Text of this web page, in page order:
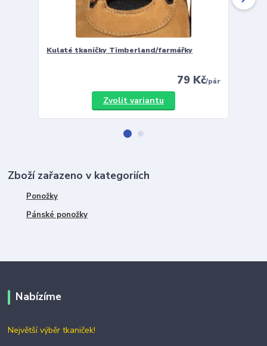
Kulaté tkaničky Timberland/farmářky
79 Kč/pár
Zvolit variantu
Zboží zařazeno v kategoriích
Ponožky
Pánské ponožky
Nabízíme
Největší výběr tkaniček!